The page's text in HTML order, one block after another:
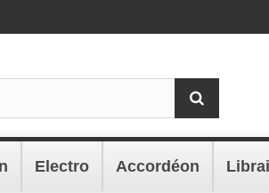
Electro Accordéon